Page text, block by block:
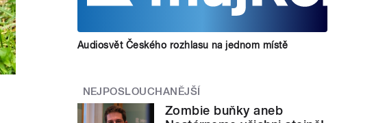
Audiosvět Českého rozhlasu na jednom místě
NEJPOSLOUCHANĚJŠÍ
Zombie buňky aneb